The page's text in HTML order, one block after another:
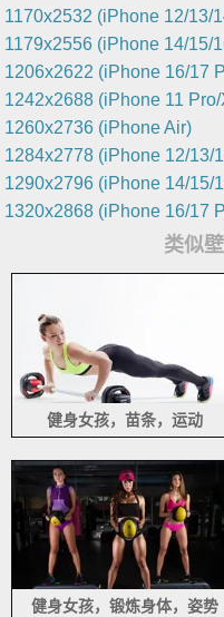
1170x2532 (iPhone 12/13/
1179x2556 (iPhone 14/15/
1206x2622 (iPhone 16/17
1242x2688 (iPhone 11
1260x2736 (iPhone Air)
1284x2778 (iPhone 12/13/
1290x2796 (iPhone 14/15/
1320x2868 (iPhone 16/17
类似
健身女孩，苗条，运动
健身女孩，锻炼身体，姿势